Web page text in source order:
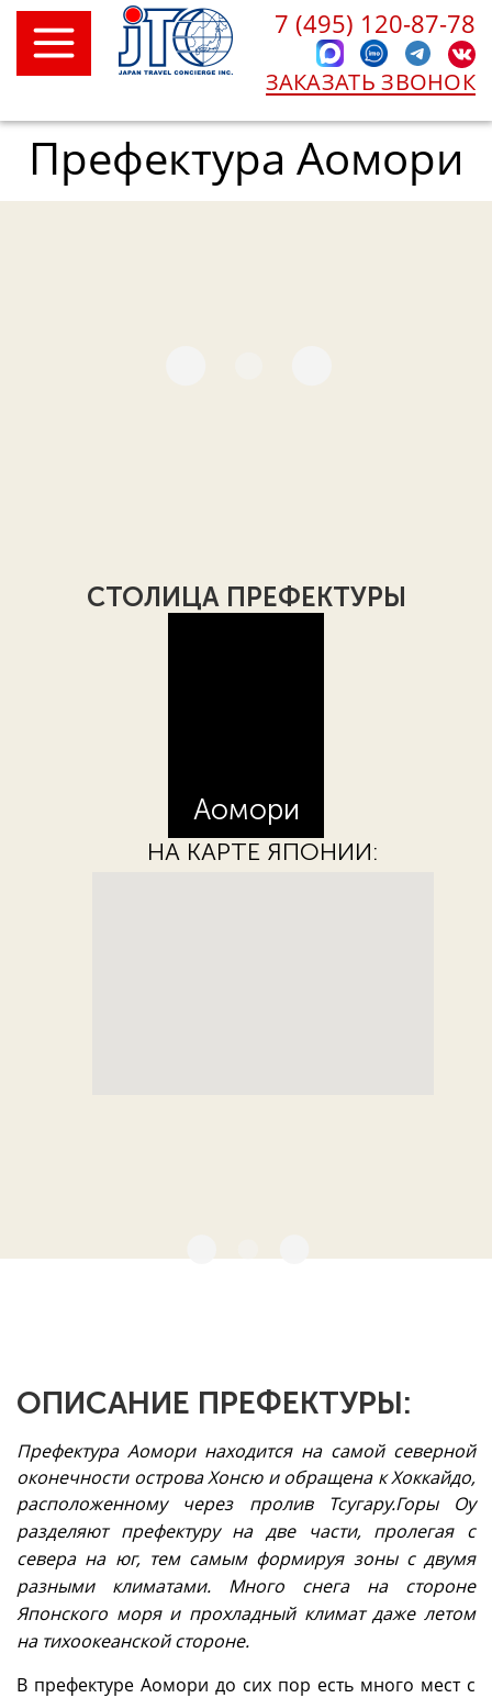
7 (495) 120-87-78
ЗАКАЗАТЬ ЗВОНОК
Префектура Аомори
СТОЛИЦА ПРЕФЕКТУРЫ
Аомори
НА КАРТЕ ЯПОНИИ:
ОПИСАНИЕ ПРЕФЕКТУРЫ:
Префектура Аомори находится на самой северной
оконечности острова Хонсю и обращена к Хоккайдо,
расположенному через пролив Тсугару.Горы Оу
разделяют префектуру на две части, пролегая с
севера на юг, тем самым формируя зоны с двумя
разными климатами. Много снега на стороне
Японского моря и прохладный климат даже летом
на тихоокеанской стороне.
В префектуре Аомори до сих пор есть много мест с